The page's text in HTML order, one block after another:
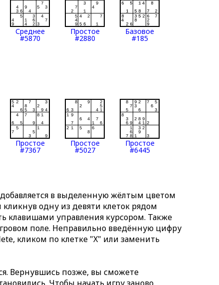
Среднее
#5870
Простое
#2880
Базовое
#185
Простое
#7367
Простое
#5027
Простое
#6445
в выделенную жёлтым цветом
одну из девяти клеток рядом
управления курсором. Также
поле. Неправильно введённую цифру
кликом по клетке "X" или заменить
Вернувшись позже, вы сможете